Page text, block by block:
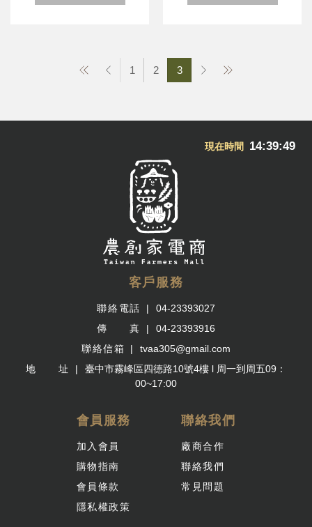
1 2 3
現在時間 14:39:50
客戶服務
聯絡電話
04-23393027
傳 真
04-23393916
聯絡信箱
tvaa305@gmail.com
地 址
臺中市霧峰區四德路10號4樓 l 周一到周五09：
00~17:00
會員服務
加入會員
購物指南
會員條款
隱私權政策
聯絡我們
廠商合作
聯絡我們
常見問題